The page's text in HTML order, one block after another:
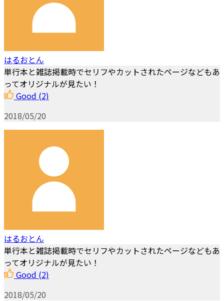
はるおとん
単行本と雑誌掲載時でセリフやカットされたページなどもあ
ってオリジナルが見たい！
Good (2)
2018/05/20
はるおとん
単行本と雑誌掲載時でセリフやカットされたページなどもあ
ってオリジナルが見たい！
Good (2)
2018/05/20